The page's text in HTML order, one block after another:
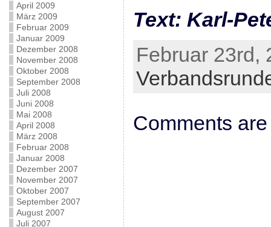
April 2009
März 2009
Februar 2009
Januar 2009
Dezember 2008
November 2008
Oktober 2008
September 2008
Juli 2008
Juni 2008
Mai 2008
April 2008
März 2008
Februar 2008
Januar 2008
Dezember 2007
November 2007
Oktober 2007
September 2007
August 2007
Juli 2007
Text: Karl-
Februar 23rd,
Comments